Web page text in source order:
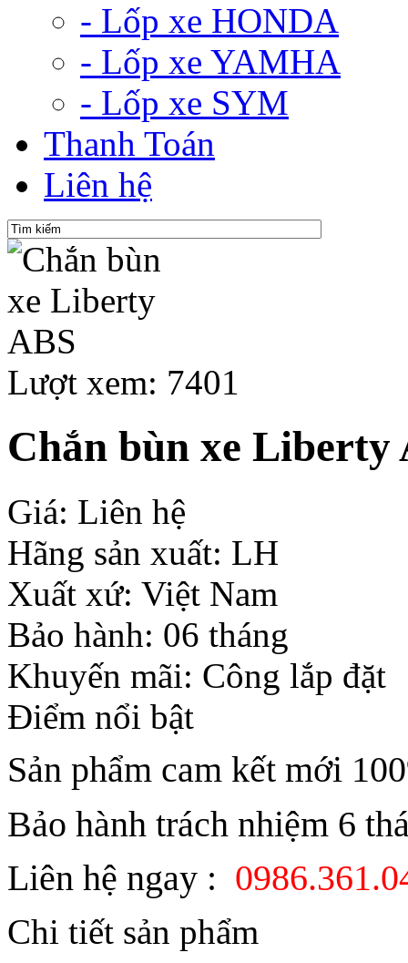
- Lốp xe HONDA
- Lốp xe YAMHA
- Lốp xe SYM
Thanh Toán
Liên hệ
Lượt xem: 7401
Chắn bùn xe Liberty
Giá: Liên hệ
Hãng sản xuất: LH
Xuất xứ: Việt Nam
Bảo hành: 06 tháng
Khuyến mãi: Công lắp đặt
Điểm nổi bật
Sản phẩm cam kết mới
Bảo hành trách nhiệm 6
Liên hệ ngay :
Chi tiết sản phẩm